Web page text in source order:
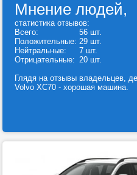
Мнение людей,
статистика отзывов:
Всего:
56 шт.
Положительные: 29 шт.
Нейтральные:
7 шт.
Отрицательные: 20 шт.
Глядя на отзывы владельцев,
Volvo XC70 - хорошая машина.